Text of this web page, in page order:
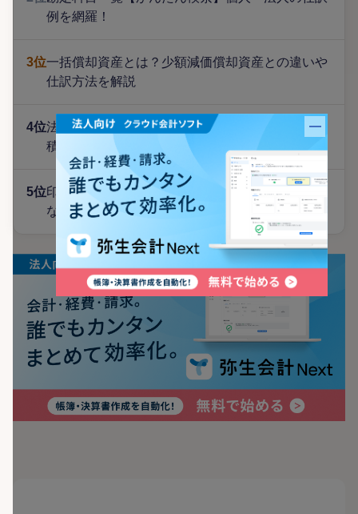
バナー
例を網羅！
3位一括償却資産とは？少額減価償却資産との違いや
仕訳方法を解説
4位法定福利費とは？種類や計算方法、建設業界の見
積書の作り方を解説
5位印紙税とは？課税文書や税額、収入印紙の貼り方
などを解説